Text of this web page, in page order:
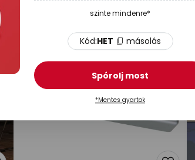
szinte mindenre*
Kód:HET másolás
Spórolj most
*Mentes gyartok